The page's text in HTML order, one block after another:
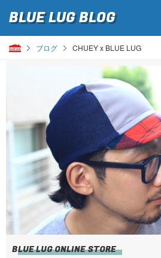
BLUE LUGBLOG
ブログ CHUEY x BLUE LUG
BLUE LUG ONLINE STORE